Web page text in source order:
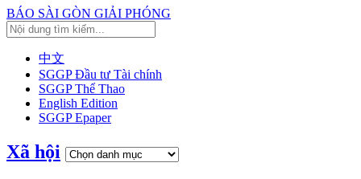
BÁO SÀI GÒN GIẢI PHÓNG
中文
SGGP Đầu tư Tài chính
SGGP Thể Thao
English Edition
SGGP Epaper
Xã hội